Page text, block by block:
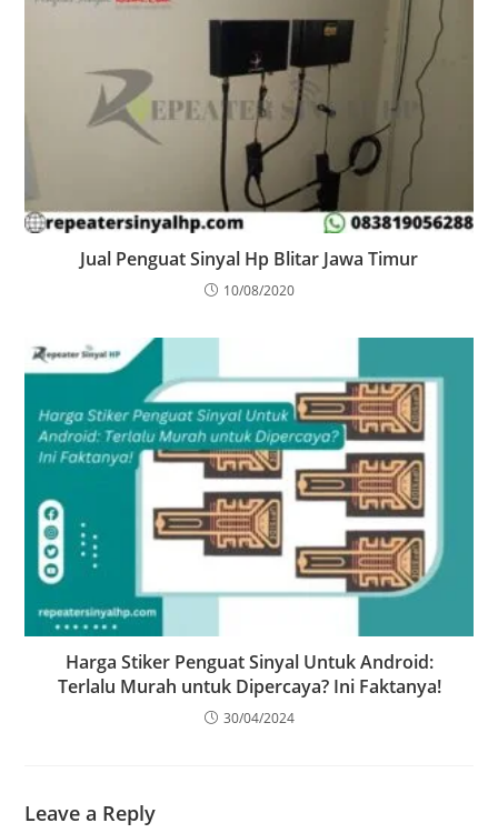
Jual Penguat Sinyal Hp Blitar Jawa Timur
10/08/2020
Harga Stiker Penguat Sinyal Untuk Android:
Terlalu Murah untuk Dipercaya? Ini Faktanya!
30/04/2024
Leave a Reply